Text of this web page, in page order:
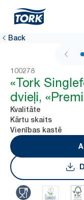
Back
100278
«Tork
dvieļi,
Kvalitāte
Kārtu skaits
Vienības kastē